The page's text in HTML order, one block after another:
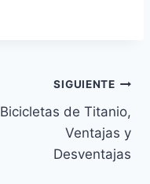
SIGUIENTE
Bicicletas de Titanio,
Ventajas y
Desventajas